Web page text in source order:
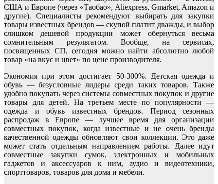
США и Европе (через «Таобао», Аliexpress, Gmarket, Amazon и
другие). Специалисты рекомендуют выбирать для закупки
товары известных брендов — скупой платит дважды, и выбор
слишком дешевой продукции может обернуться весьма
сомнительным результатом. Вообще, на сервисах,
посвященных СП, сегодня можно найти абсолютно любой
товар «на вкус и цвет» по цене производителя.
Экономия при этом достигает 50-300%. Детская одежда и
обувь — безусловные лидеры среди таких товаров. Также
удобно покупать через системы совместных покупок и другие
товары для детей. На третьем месте по популярности —
одежда и обувь известных брендов. Период сезонных
распродаж в Европе — лучшее время для организации
совместных покупок, когда известные и не очень бренды
качественной одежды обновляют свои коллекции. Это даже
может стать отдельным направлением работы. Далее идут
совместные закупки сумок, электронных и мобильных
гаджетов и аксессуаров к ним, аудио и видеотехники,
спорттоваров, товаров для дома и мебели.